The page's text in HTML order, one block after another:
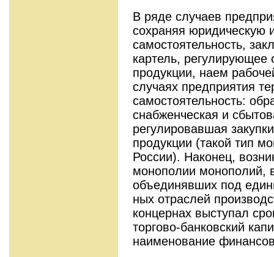
В ряде случаев
сохраняя юриди­ческую
самостоятельность,
картель, регулирующее
продукции, наем
случаях предпри­ятия
самостоятельность:
снабженческая и
регулировавшая
продукции (та­кой тип
России). Наконец,
монополии монополий,
объединявших под
ных отраслей
концернах выступал
торгово-банковский
наименование